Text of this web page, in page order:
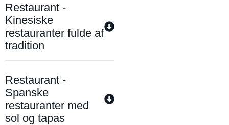
Restaurant -
Kinesiske
restauranter fulde af
tradition
Restaurant -
Spanske
restauranter med
sol og tapas